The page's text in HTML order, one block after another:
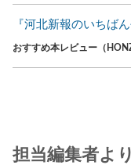
『河北新報のいちば
おすすめ本レビュー（
担当編集者より